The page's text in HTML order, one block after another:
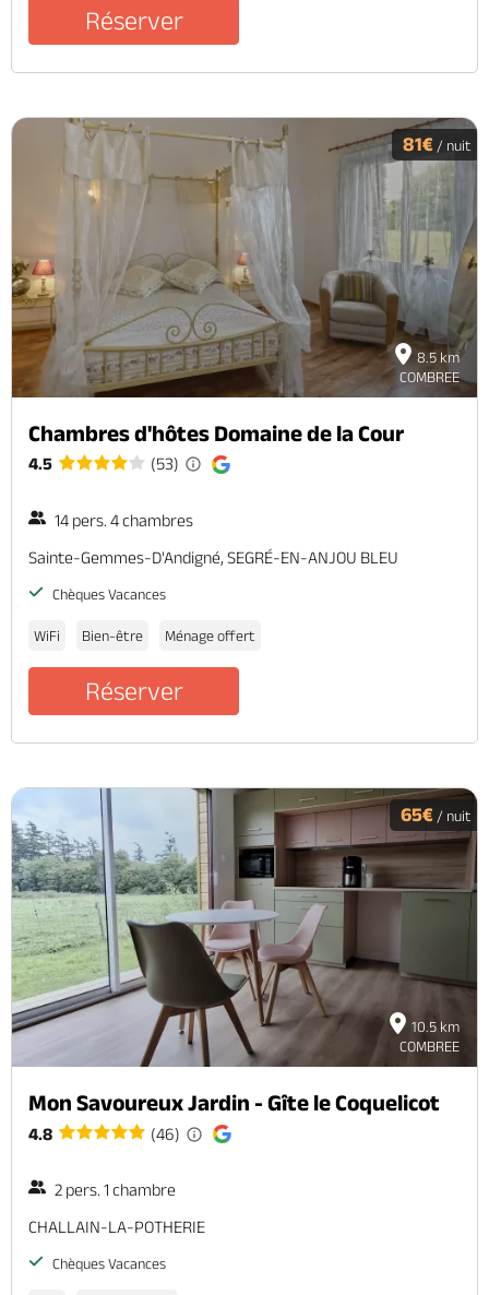
Réserver
8.5 km
COMBREE
81€ / nuit
Chambres d'hôtes Domaine de la Cour
4.5 (53)
14 pers. 4 chambres
Sainte-Gemmes-D'Andigné, SEGRÉ-EN-ANJOU BLEU
Chèques Vacances
WiFi Bien-être Ménage offert
Réserver
10.5 km
COMBREE
65€ / nuit
Mon Savoureux Jardin - Gîte le Coquelicot
4.8 (46)
2 pers. 1 chambre
CHALLAIN-LA-POTHERIE
Chèques Vacances